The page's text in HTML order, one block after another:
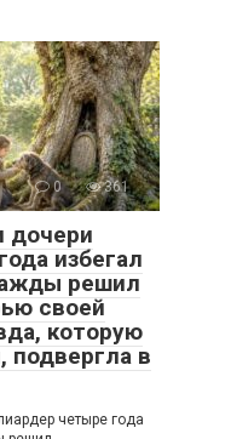
0 361
дочери
избегал
решил
своей
которую
подвергла в
четыре года